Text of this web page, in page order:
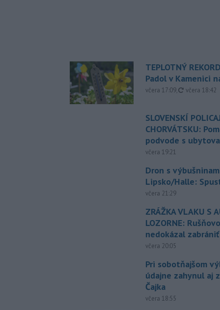
TEPLOTNÝ
Padol v Kamenici
včera 17:09, aktualizované
včera 18:42
SLOVENSKÍ
CHORVÁTSKU:
podvode s
včera 19:21
Dron s
Lipsko/Halle:
včera 21:29
ZRÁŽKA VLAKU S
LOZORNE:
nedokázal zabrániť
včera 20:05
Pri sobotňajšom
údajne zahynul aj
Čajka
včera 18:55